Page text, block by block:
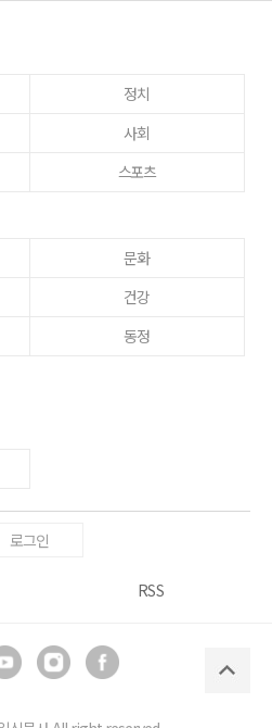
정치
사회
스포츠
문화
건강
동정
로그인
RSS